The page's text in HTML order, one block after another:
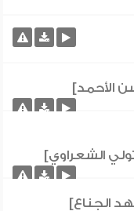
الأحمد]
الشعراوي]
الجناع]